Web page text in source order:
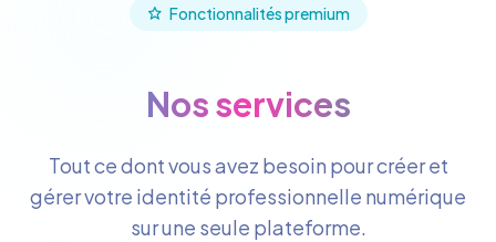
Fonctionnalités premium
Nos services
Tout ce dont vous avez besoin pour créer et
gérer votre identité professionnelle numérique
sur une seule plateforme.